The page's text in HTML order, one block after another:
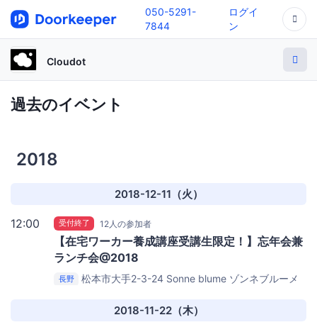
050-5291-
7844
ログイ
ン
Cloudot
過去のイベント
2018
2018-12-11（火）
12:00 受付終了 12人の参加者
【在宅ワーカー養成講座受講生限定！】忘年会兼
ランチ会@2018
長野 松本市大手2-3-24 Sonne blume ゾンネブルーメ
2018-11-22（木）